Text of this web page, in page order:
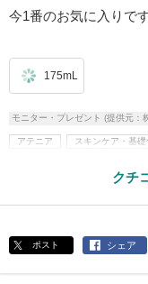
今1番のお気に入りで
175mL
モニター・プレゼント (提供元：
アテニア スキンケア・基礎
クチ
ポスト シェア